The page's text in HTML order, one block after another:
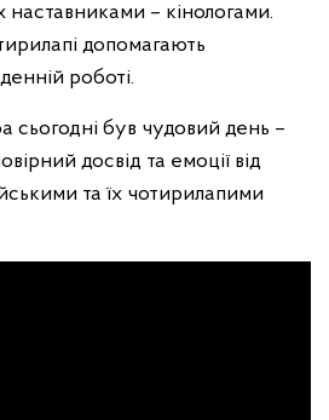
наставниками – кінологами.
допомагають
роботі.
сьогодні був чудовий день –
досвід та емоції від
та їх чотирилапими